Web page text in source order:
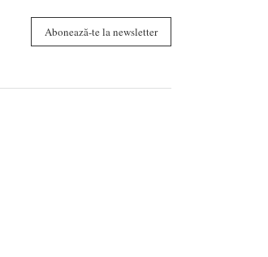
Abonează-te la newsletter